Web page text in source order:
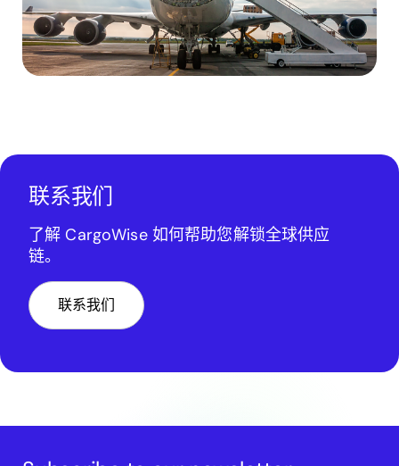
联系我们
了解 CargoWise 如何帮助您解锁全球供应
链。
联系我们